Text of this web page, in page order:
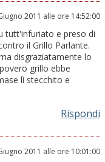
2011 alle ore 14:52:00
tutt'infuriato e preso di
il Grillo Parlante.
disgraziatamente lo
grillo ebbe
lì stecchito e
Rispondi
2011 alle ore 10:01:00